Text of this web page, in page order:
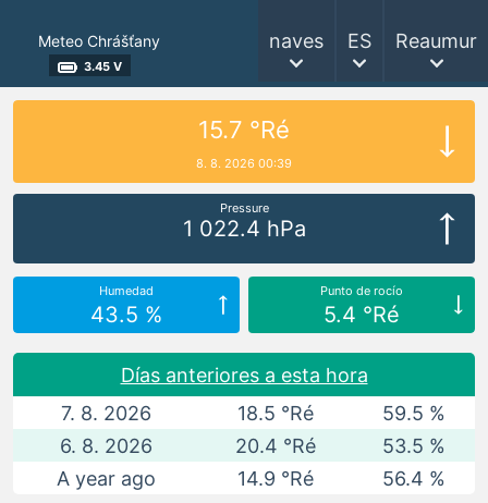
Meteo Chrášťany
3.45 V
naves ES Reaumur
15.7 °Ré
8. 8. 2026 00:39
Pressure
1 022.4 hPa
Humedad
43.5 %
Punto de rocío
5.4 °Ré
Días anteriores a esta hora
7. 8. 2026
18.5 °Ré
59.5 %
6. 8. 2026
20.4 °Ré
53.5 %
A year ago
14.9 °Ré 56.4 %